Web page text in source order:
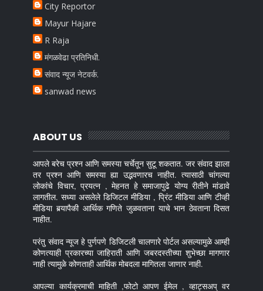
City Reportor
Mayur Hajare
R Raja
मंगळवेढा प्रतिनिधी.
संवाद न्यूज नेटवर्क.
sanwad news
ABOUT US
आपले बरेच प्रश्न आणि समस्या चर्चेतून सुटू शकतात. जर संवाद झाला
तर प्रश्न आणि समस्या ह्या उद्भवणारच नाहीत. त्यासाठी चांगल्या
लोकांचे विचार, प्रयत्न , मेहनत हे समाजापुढे योग्य रीतीने मांडावे
लागतील. सध्या असलेले डिजिटल मीडिया , प्रिंट मीडिया आणि टीव्ही
मीडिया बर्‍यापैकी आर्थिक गणिते जुळवताना याचे भान ठेवताना दिसत
नाहीत.
परंतु संवाद न्यूज हे पुर्णपणे डिजिटली चालणारे पोर्टल असल्यामुळे आम्ही
कोणत्याही प्रकारच्या जाहिराती आणि जबरदस्तीच्या शुभेच्छा मागणार
नाही त्यामुळे कोणताही आर्थिक मोबदला मागितला जाणार नाही.
आपल्या कार्यक्रमाची माहिती ,फोटो आपण ईमेल , व्हाट्सअप् वर